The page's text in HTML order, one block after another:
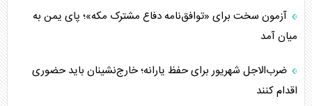
آزمون سخت برای «توافق‌نامه دفاع مشترک مکه»؛ پای یمن به
میان آمد
ضرب‌الاجل شهریور برای حفظ یارانه؛ خارج‌نشینان باید حضوری
اقدام کنند